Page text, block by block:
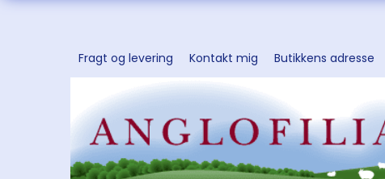
Fragt og levering Kontakt mig Butikkens adresse